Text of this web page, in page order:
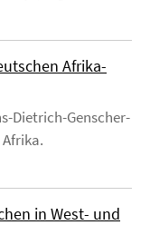
Afrika-
Dietrich-Genscher-
in West- und